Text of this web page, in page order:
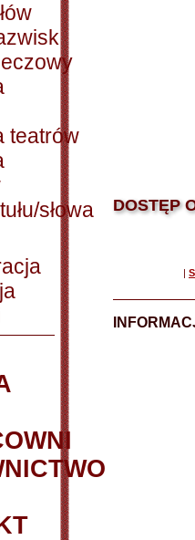
teatrów
słowa
DOSTĘP
|